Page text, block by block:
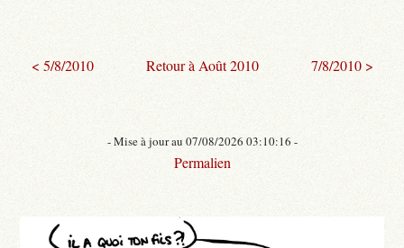
< 5/8/2010 Retour à Août 2010 7/8/2010 >
- Mise à jour au 07/08/2026 03:10:16 -
Permalien